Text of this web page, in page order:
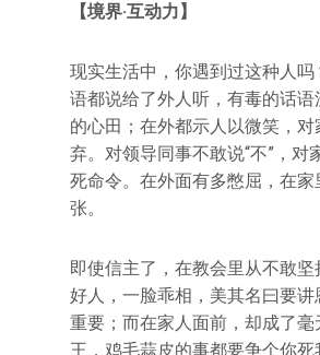
【境界·互动力】
现实生活中，你遇到过这种人
语都说给了外人听，有毒的话语
的心田；在外都示人以微笑，对
弃。对领导同事不敢说“不”，对
死命令。在外面有多憋屈，在家
张。
即使信主了，在教会里从不敢
好人，一脸乖相，美其名曰要讲
重要；而在家人面前，却成了毫
王，鸡毛蒜皮的事都要争个你死